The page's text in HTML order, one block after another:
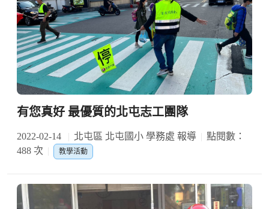
有您真好 最優質的北屯志工團隊
2022-02-14 北屯區 北屯國小 學務處 報導
點閱數：
488 次
教學活動